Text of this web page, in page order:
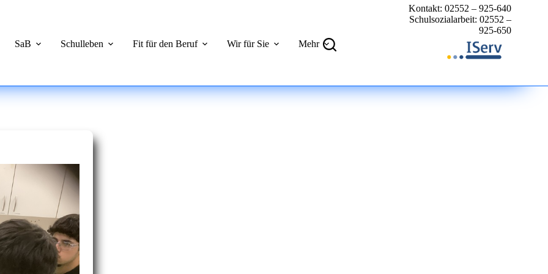
SaB Schulleben Fit für den Beruf Wir für Sie Mehr
Kontakt: 02552 – 925-640
Schulsozialarbeit: 02552 –
925-650